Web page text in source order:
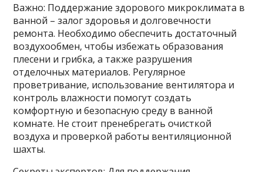
Важно: Поддержание здорового микроклимата в
ванной – залог здоровья и долговечности
ремонта. Необходимо обеспечить достаточный
воздухообмен‚ чтобы избежать образования
плесени и грибка‚ а также разрушения
отделочных материалов. Регулярное
проветривание‚ использование вентилятора и
контроль влажности помогут создать
комфортную и безопасную среду в ванной
комнате. Не стоит пренебрегать очисткой
воздуха и проверкой работы вентиляционной
шахты.